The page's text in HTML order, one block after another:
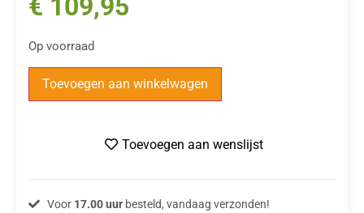
€ 109,95
Op voorraad
Toevoegen aan winkelwagen
Toevoegen aan wenslijst
Voor 17.00 uurbesteld, vandaag verzonden!